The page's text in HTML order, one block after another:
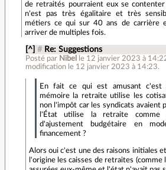
de retraités pourraient eux se
n'est pas très égalitaire et très
métiers ce qui sur 40 ans de carrière
arriver de multiples fois.
[^] # Re: Suggestions
Posté par Nibel le 12 janvier 2023 à
modification le 12 janvier 2023 à 14:23.
En fait ce qui est amusant c'est
mémoire la retraite utilise les
non l'impôt car les syndicats avaient
l'État utilise la retraite comme
d'ajustement budgétaire en
financement ?
Alors oui c'est une des raisons initiales
l'origine les caisses de retraites (comme